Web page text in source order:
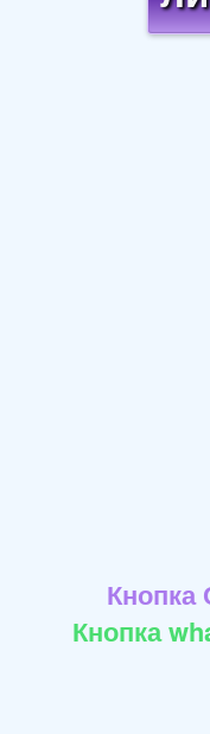
Кнопка
Кнопка